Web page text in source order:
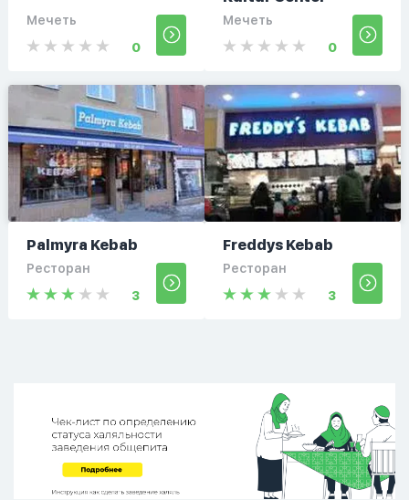
Мечеть
0
Мечеть
0
Palmyra Kebab
Ресторан
3
Freddys Kebab
Ресторан
3